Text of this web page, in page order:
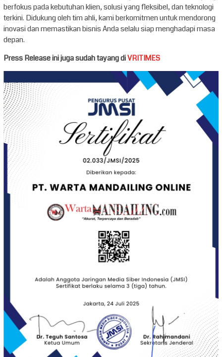
berfokus pada kebutuhan klien, solusi yang fleksibel, dan teknologi
terkini. Didukung oleh tim ahli, kami berkomitmen untuk mendorong
inovasi dan memastikan bisnis Anda selalu siap menghadapi masa
depan.
Press Release ini juga sudah tayang diVRITIMES